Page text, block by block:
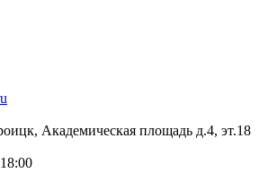
Академическая площадь д.4, эт.18